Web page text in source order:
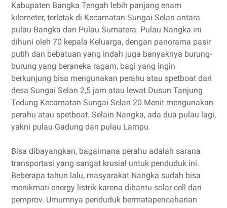
Kabupaten Bangka Tengah lebih panjang enam
kilometer, terletak di Kecamatan Sungai Selan antara
pulau Bangka dan Pulau Sumatera. Pulau Nangka ini
dihuni oleh 70 kepala Keluarga, dengan panorama pasir
putih dan bebatuan yang indah juga banyaknya burung-
burung yang beraneka ragam, bagi yang ingin
berkunjung bisa mengunakan perahu atau spetboat dari
desa Sungai Selan 2,5 jam atau lewat Dusun Tanjung
Tedung Kecamatan Sungai Selan 20 Menit mengunakan
perahu atau spetboat. Selain Nangka, ada dua pulau lagi,
yakni pulau Gadung dan pulau Lampu
Bisa dibayangkan, bagaimana perahu adalah sarana
transportasi yang sangat krusial untuk penduduk ini.
Beberapa tahun lalu, masyarakat Nangka sudah bisa
menikmati energy listrik karena dibantu solar cell dari
pemprov. Umumnya penduduk bermatapencaharian